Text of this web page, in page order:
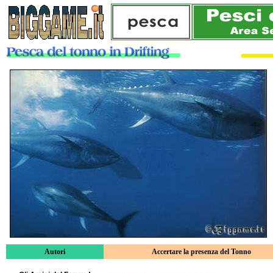
Autori Accertare la presenza del Tonno